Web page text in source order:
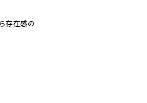
存在感の